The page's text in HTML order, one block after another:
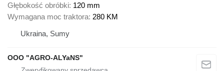
Głębokość obróbki 120 mm
Wymagana moc traktora 280 KM
Ukraina, Sumy
OOO "AGRO-ALYaNS"